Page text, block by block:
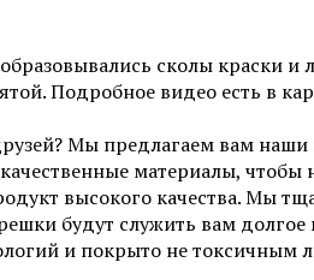
сколы краски
Подробное видео есть в
Мы предлагаем вам
материалы,
высокого качества. Мы
будут служить вам долгое
и покрыто не токсичным